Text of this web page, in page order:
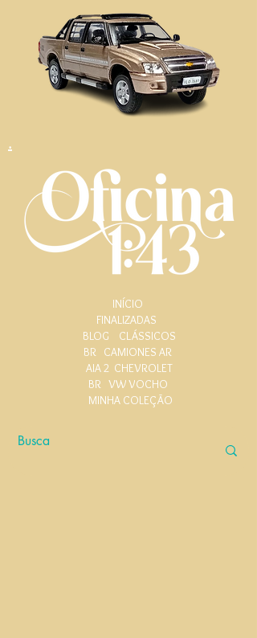
.
INÍCIO
FINALIZADAS
BLOG
CLÁSSICOS
BR CAMIONES AR
AIA 2 CHEVROLET
BR VW VOCHO
MINHA COLEÇÃO